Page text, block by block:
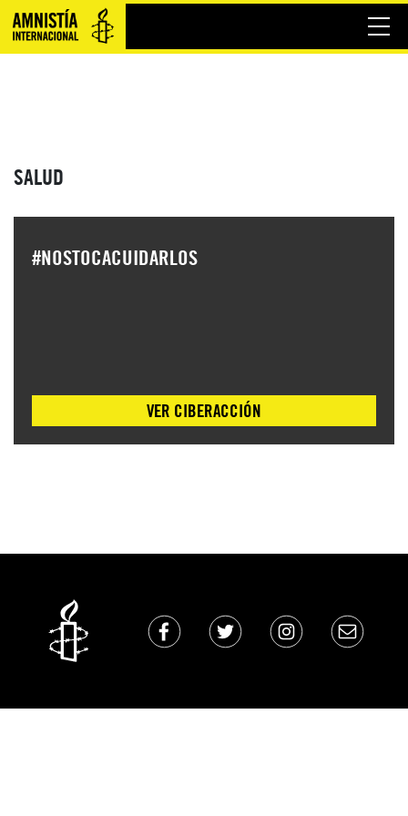
SALUD
#NOSTOCACUIDARLOS
VER CIBERACCIÓN